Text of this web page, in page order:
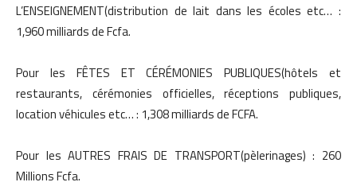
L’ENSEIGNEMENT(distribution de lait dans les écoles etc… :
1,960 milliards de Fcfa.
Pour les FÊTES ET CÉRÉMONIES PUBLIQUES(hôtels et
restaurants, cérémonies officielles, réceptions publiques,
location véhicules etc… : 1,308 milliards de FCFA.
Pour les AUTRES FRAIS DE TRANSPORT(pèlerinages) : 260
Millions Fcfa.